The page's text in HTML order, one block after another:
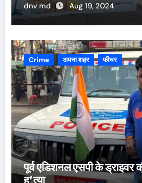
dnv md Aug 19, 2024
Crime अपना शहर फीचर
पूर्व एडिशनल एसपी के ड्राइवर
ह’त्या